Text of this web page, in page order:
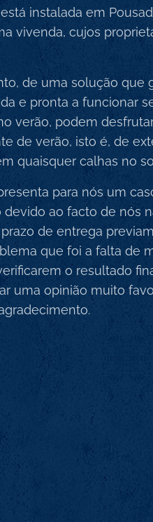
instalada em
vivenda, cujos
de uma solução que
e pronta a funcionar
verão, podem
de verão, isto é, de
quaisquer calhas no
para nós um
ao facto de nós
de entrega
que foi a falta de
o resultado
uma opinião muito